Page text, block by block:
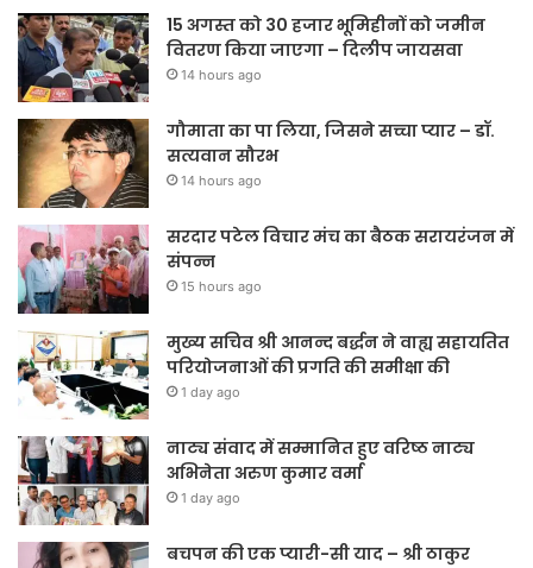
15 अगस्त को 30 हजार भूमिहीनों को जमीन
वितरण किया जाएगा – दिलीप जायसवा
14 hours ago
गौमाता का पा लिया, जिसने सच्चा प्यार – डॉ.
सत्यवान सौरभ
14 hours ago
सरदार पटेल विचार मंच का बैठक सरायरंजन में
संपन्न
15 hours ago
मुख्य सचिव श्री आनन्द बर्द्धन ने वाह्य सहायतित
परियोजनाओं की प्रगति की समीक्षा की
1 day ago
नाट्य संवाद में सम्मानित हुए वरिष्ठ नाट्य
अभिनेता अरुण कुमार वर्मा
1 day ago
बचपन की एक प्यारी-सी याद – श्री ठाकुर